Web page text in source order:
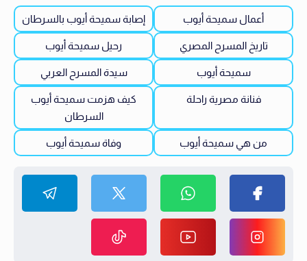
أعمال سميحة أيوب إصابة سميحة أيوب بالسرطان
تاريخ المسرح المصري رحيل سميحة أيوب
سميحة أيوب سيدة المسرح العربي
فنانة مصرية راحلة
كيف هزمت سميحة أيوب
السرطان
من هي سميحة أيوب وفاة سميحة أيوب